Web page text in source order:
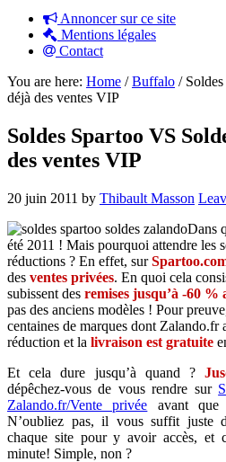
Annoncer sur ce site
Mentions légales
Contact
You are here: Home / Buffalo /Soldes
déjà des ventes VIP
Soldes Spartoo VS
des ventes VIP
20 juin 2011 by Thibault Masson
Dans
été 2011 ! Mais pourquoi attendre les
réductions ? En effet, sur
des ventes privées. En quoi cela
subissent des remises jusqu’à -60 %
pas des anciens modèles ! Pour
centaines de marques dont Zalando.fr
réduction et la livraison est gratuite
Et cela dure jusqu’à quand ?
dépêchez-vous de vous rendre sur
Zalando.fr/Vente privée avant que
N’oubliez pas, il vous suffit juste
chaque site pour y avoir accès, et
minute! Simple, non ?